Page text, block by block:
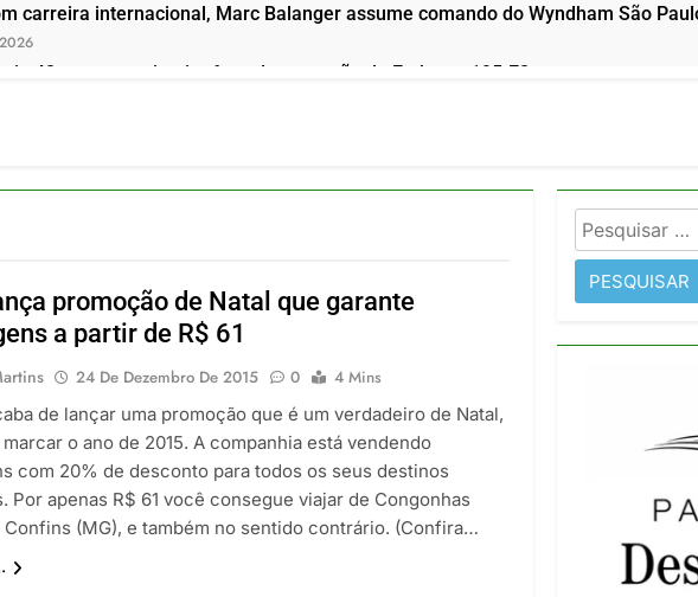
carreira internacional, Marc Balanger assume comando do Wyndham São
42 rotas na primeira fase de operação do Embraer 195-E2
Catarinense: Região do Salto Caveiras atrai novos investimentos e
Atomium: História, Ciência e a Melhor Vista de Bruxelas
promoção de Natal que garante
a partir de R$ 61
24 De Dezembro De 2015 0
4 Mins
de lançar uma promoção que é um verdadeiro de Natal,
o ano de 2015. A companhia está vendendo
com 20% de desconto para todos os seus destinos
Por apenas R$ 61 você consegue viajar de Congonhas
Confins (MG), e também no sentido contrário. (Confira…
Pesquisar
por: